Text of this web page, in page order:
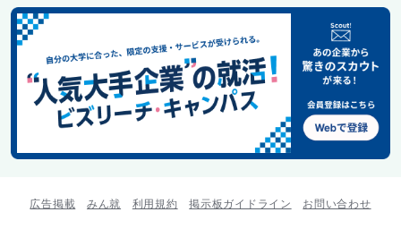
広告掲載 みん就 利用規約 掲示板ガイドライン お問い合わせ